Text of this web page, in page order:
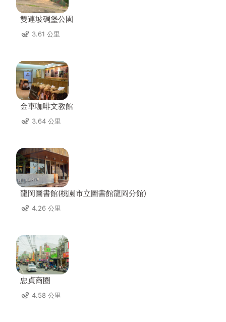
雙連坡碉堡公園
3.61 公里
金車咖啡文教館
3.64 公里
龍岡圖書館(桃園市立圖書館龍岡分館)
4.26 公里
忠貞商圈
4.58 公里